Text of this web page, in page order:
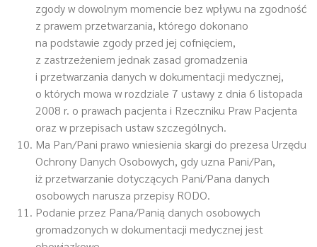
zgody w dowolnym momencie bez wpływu na zgodność
z prawem przetwarzania, którego dokonano
na podstawie zgody przed jej cofnięciem,
z zastrzeżeniem jednak zasad gromadzenia
i przetwarzania danych w dokumentacji medycznej,
o których mowa w rozdziale 7 ustawy z dnia 6 listopada
2008 r. o prawach pacjenta i Rzeczniku Praw Pacjenta
oraz w przepisach ustaw szczególnych.
Ma Pan/Pani prawo wniesienia skargi do prezesa Urzędu
Ochrony Danych Osobowych, gdy uzna Pani/Pan,
iż przetwarzanie dotyczących Pani/Pana danych
osobowych narusza przepisy RODO.
Podanie przez Pana/Panią danych osobowych
gromadzonych w dokumentacji medycznej jest